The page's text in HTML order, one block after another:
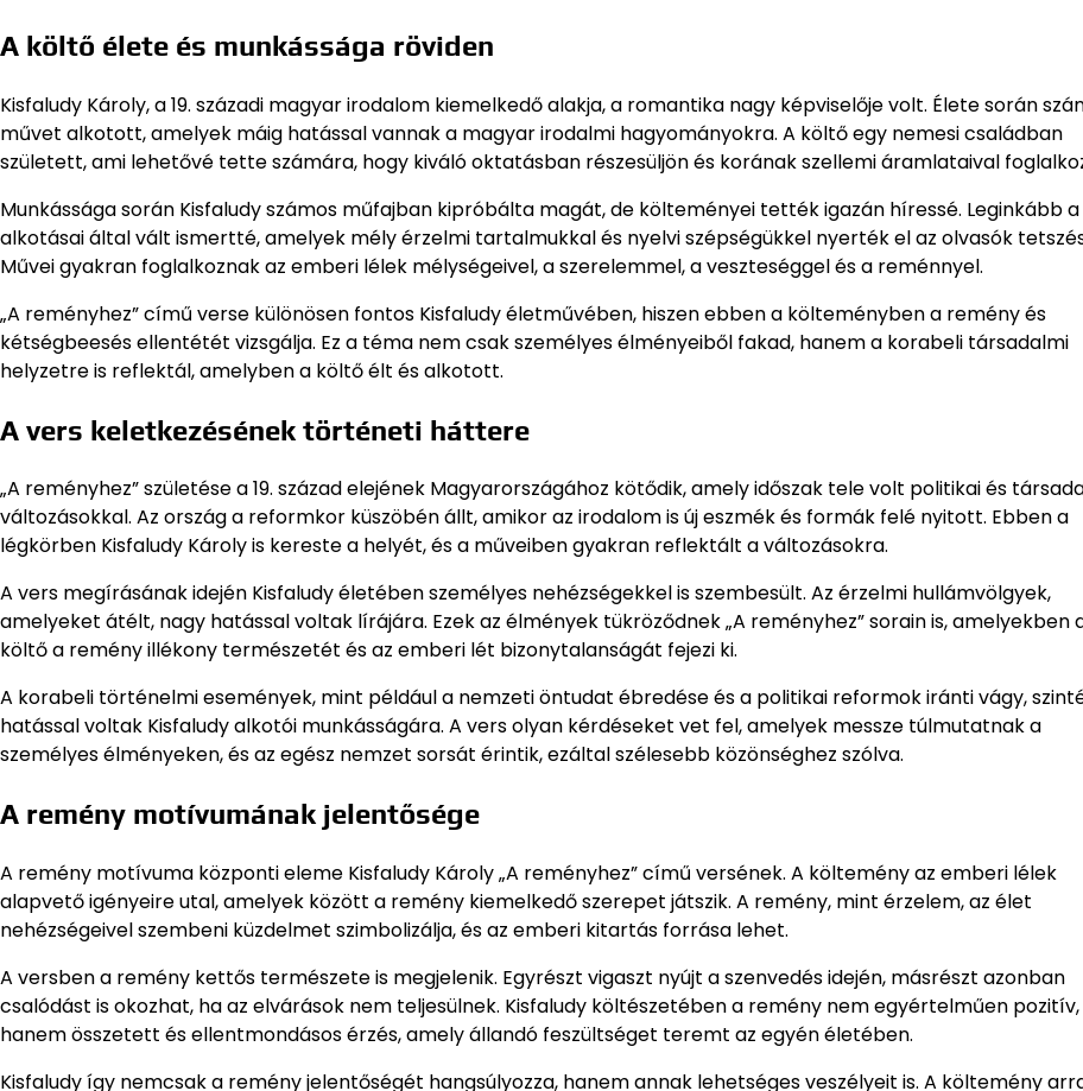
A költő élete és munkássága röviden
Kisfaludy Károly, a 19. századi magyar irodalom kiemelkedő alakja, a romantika nagy képviselője volt. Élete során
művet alkotott, amelyek máig hatással vannak a magyar irodalmi hagyományokra. A költő egy nemesi családban
született, ami lehetővé tette számára, hogy kiváló oktatásban részesüljön és korának szellemi áramlataival
Munkássága során Kisfaludy számos műfajban kipróbálta magát, de költeményei tették igazán híressé. Leginkább
alkotásai által vált ismertté, amelyek mély érzelmi tartalmukkal és nyelvi szépségükkel nyerték el az olvasók
Művei gyakran foglalkoznak az emberi lélek mélységeivel, a szerelemmel, a veszteséggel és a reménnyel.
„A reményhez” című verse különösen fontos Kisfaludy életművében, hiszen ebben a költeményben a remény és
kétségbeesés ellentétét vizsgálja. Ez a téma nem csak személyes élményeiből fakad, hanem a korabeli társadalmi
helyzetre is reflektál, amelyben a költő élt és alkotott.
A vers keletkezésének történeti háttere
„A reményhez” születése a 19. század elejének Magyarországához kötődik, amely időszak tele volt politikai és
változásokkal. Az ország a reformkor küszöbén állt, amikor az irodalom is új eszmék és formák felé nyitott. Ebben a
légkörben Kisfaludy Károly is kereste a helyét, és a műveiben gyakran reflektált a változásokra.
A vers megírásának idején Kisfaludy életében személyes nehézségekkel is szembesült. Az érzelmi hullámvölgyek,
amelyeket átélt, nagy hatással voltak lírájára. Ezek az élmények tükröződnek „A reményhez” sorain is, amelyekben
költő a remény illékony természetét és az emberi lét bizonytalanságát fejezi ki.
A korabeli történelmi események, mint például a nemzeti öntudat ébredése és a politikai reformok iránti vágy,
hatással voltak Kisfaludy alkotói munkásságára. A vers olyan kérdéseket vet fel, amelyek messze túlmutatnak a
személyes élményeken, és az egész nemzet sorsát érintik, ezáltal szélesebb közönséghez szólva.
A remény motívumának jelentősége
A remény motívuma központi eleme Kisfaludy Károly „A reményhez” című versének. A költemény az emberi lélek
alapvető igényeire utal, amelyek között a remény kiemelkedő szerepet játszik. A remény, mint érzelem, az élet
nehézségeivel szembeni küzdelmet szimbolizálja, és az emberi kitartás forrása lehet.
A versben a remény kettős természete is megjelenik. Egyrészt vigaszt nyújt a szenvedés idején, másrészt azonban
csalódást is okozhat, ha az elvárások nem teljesülnek. Kisfaludy költészetében a remény nem egyértelműen pozitív,
hanem összetett és ellentmondásos érzés, amely állandó feszültséget teremt az egyén életében.
Kisfaludy így nemcsak a remény jelentőségét hangsúlyozza, hanem annak lehetséges veszélyeit is. A költemény